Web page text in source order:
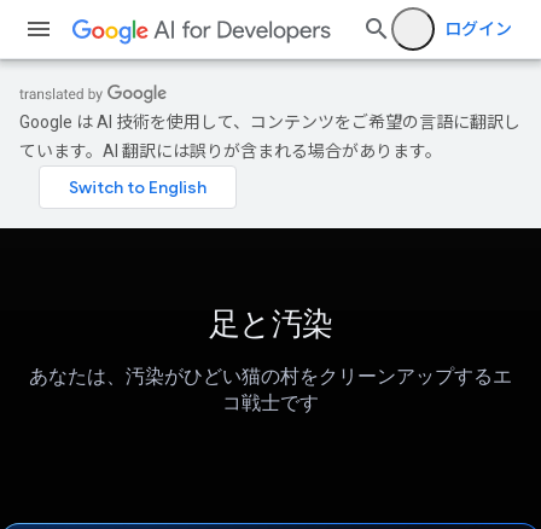
ログイン
Google は AI 技術を使用して、コンテンツをご希望の言語に翻訳し
ています。AI 翻訳には誤りが含まれる場合があります。
足と汚染
あなたは、汚染がひどい猫の村をクリーンアップするエ
コ戦士です